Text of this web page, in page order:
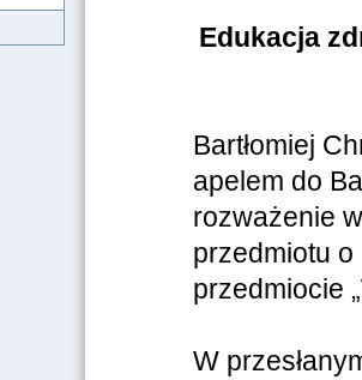
Edukacja
Bartłomiej
apelem do
rozważenie
przedmiotu o
przedmiocie
W